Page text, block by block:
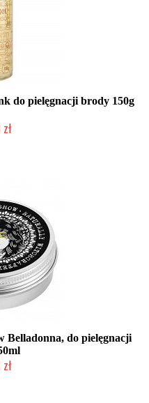
do pielęgnacji brody 150g
Belladonna, do pielęgnacji